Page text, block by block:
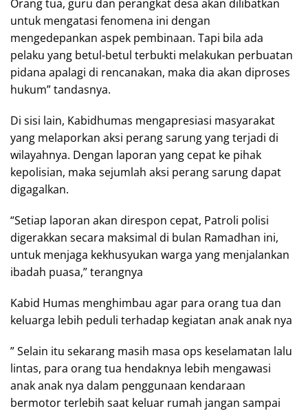
Orang tua, guru dan perangkat desa akan dilibatkan
untuk mengatasi fenomena ini dengan
mengedepankan aspek pembinaan. Tapi bila ada
pelaku yang betul-betul terbukti melakukan perbuatan
pidana apalagi di rencanakan, maka dia akan diproses
hukum” tandasnya.
Di sisi lain, Kabidhumas mengapresiasi masyarakat
yang melaporkan aksi perang sarung yang terjadi di
wilayahnya. Dengan laporan yang cepat ke pihak
kepolisian, maka sejumlah aksi perang sarung dapat
digagalkan.
“Setiap laporan akan direspon cepat, Patroli polisi
digerakkan secara maksimal di bulan Ramadhan ini,
untuk menjaga kekhusyukan warga yang menjalankan
ibadah puasa,” terangnya
Kabid Humas menghimbau agar para orang tua dan
keluarga lebih peduli terhadap kegiatan anak anak nya
” Selain itu sekarang masih masa ops keselamatan lalu
lintas, para orang tua hendaknya lebih mengawasi
anak anak nya dalam penggunaan kendaraan
bermotor terlebih saat keluar rumah jangan sampai